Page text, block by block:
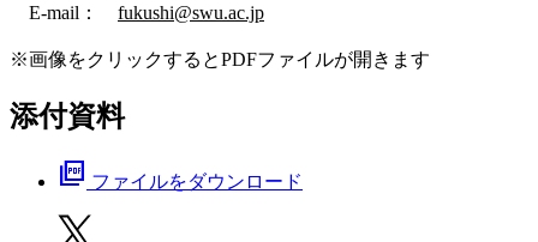
E-mail： fukushi@swu.ac.jp
※画像をクリックするとPDFファイルが開きます
添付資料
picture_as_pdf ファイルをダウンロード